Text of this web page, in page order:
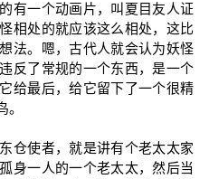
有一个动画片，叫夏目友人证
相处的就应该这么相处，这比
法。嗯，古代人就会认为妖怪
反了常规的一个东西，是一个
给最后，给它留下了一个很精
仓使者，就是讲有个老太太家
身一人的一个老太太，然后当